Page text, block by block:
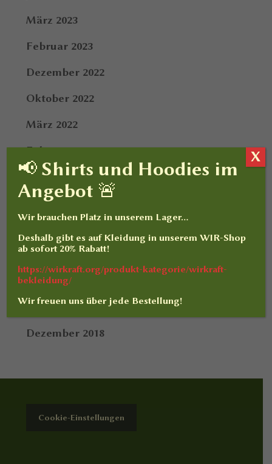
März 2023
Februar 2023
Dezember 2022
Oktober 2022
März 2022
Februar 2022
Januar 2022
Dezember 2021
Dezember 2020
Juni 2020
August 2019
Dezember 2018
Cookie-Einstellungen
📢 Shirts und Hoodies im
Angebot 🚨
Wir brauchen Platz in unserem Lager…
Deshalb gibt es aufKleidung in unserem WIR-Shop
ab sofort 20% Rabatt!
https://wirkraft.org/produkt-kategorie/wirkraft-
bekleidung/
Wir freuen uns über jede Bestellung!
X